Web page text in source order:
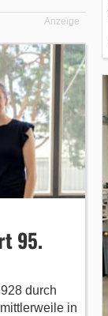
Anzeige
95.
durch
in